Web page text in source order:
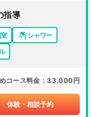
指導
シャワー
コース料金 33,000円
体験・相談予約